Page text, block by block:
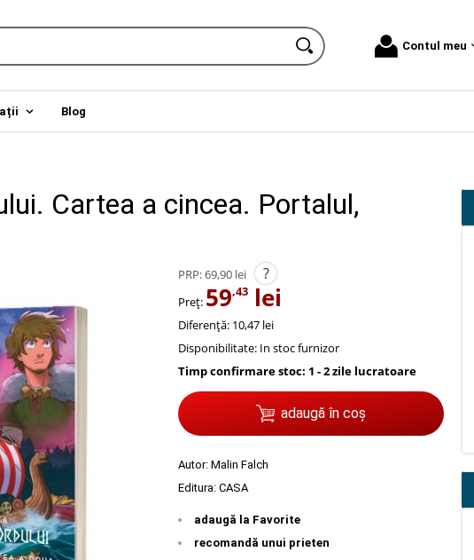
Contul meu
Blog
Cartea a cincea. Portalul,
PRP:69,90 lei ?
Preț: 59,43 lei
Diferență: 10,47 lei
Disponibilitate: In stoc furnizor
Timp confirmare stoc: 1 - 2 zile lucratoare
adaugă în coș
Autor: Malin Falch
Editura: CASA
adaugă la Favorite
recomandă unui prieten